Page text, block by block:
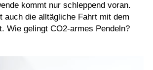
kommt nur schleppend voran.
auch die alltägliche Fahrt mit dem
Wie gelingt CO2-armes Pendeln?